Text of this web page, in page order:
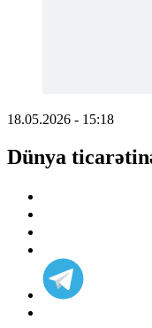
18.05.2026 - 15:18
Dünya